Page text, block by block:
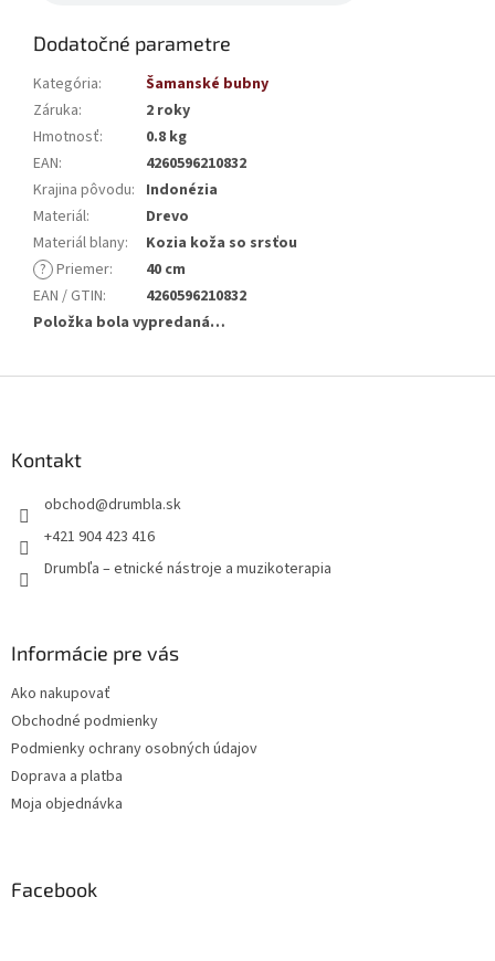
Dodatočné parametre
Kategória:
Šamanské bubny
Záruka:
2 roky
Hmotnosť:
0.8 kg
EAN:
4260596210832
Krajina pôvodu: Indonézia
Materiál:
Drevo
Materiál blany:
Kozia koža so srsťou
? Priemer:
40 cm
EAN / GTIN:
4260596210832
Položka bola vypredaná…
Kontakt
obchod@drumbla.sk
+421 904 423 416
Drumbľa – etnické nástroje a muzikoterapia
Informácie pre vás
Ako nakupovať
Obchodné podmienky
Podmienky ochrany osobných údajov
Doprava a platba
Moja objednávka
Facebook